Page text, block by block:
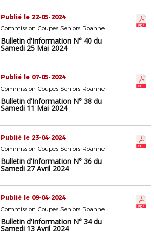
Publié le 22-05-2024
Commission Coupes Seniors Roanne
Bulletin d'Information N° 40 du
Samedi 25 Mai 2024
Publié le 07-05-2024
Commission Coupes Seniors Roanne
Bulletin d'Information N° 38 du
Samedi 11 Mai 2024
Publié le 23-04-2024
Commission Coupes Seniors Roanne
Bulletin d'Information N° 36 du
Samedi 27 Avril 2024
Publié le 09-04-2024
Commission Coupes Seniors Roanne
Bulletin d'Information N° 34 du
Samedi 13 Avril 2024